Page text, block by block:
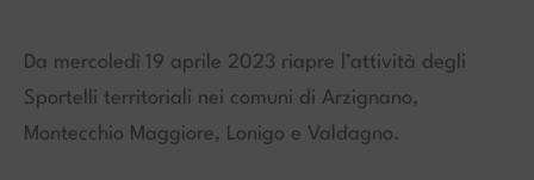
Da mercoledì 19 aprile 2023 riapre l’attività degli
Sportelli territoriali nei comuni di Arzignano,
Montecchio Maggiore, Lonigo e Valdagno.